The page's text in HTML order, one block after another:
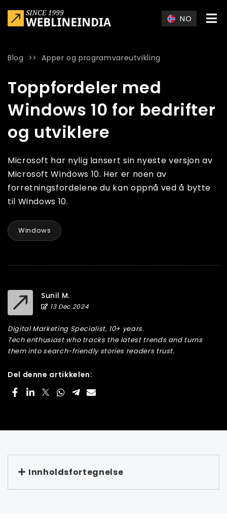
NO
Blog >>Apper og programvareutvikling
Toppfordeler med
Windows 10 for bedrifter
og utviklere
Microsoft har nylig lansert sin nyeste versjon av
Microsoft Windows 10. Her er noen av
forretningsfordelene du kan oppnå ved å bytte
til Windows 10.
Windows
Sunil M.
13 Dec 2024
Digital Marketing Specialist, 10+ years.
Tech enthusiast who tracks the latest trends and turns
them into search-friendly stories readers trust.
Del denne artikkelen:
Innholdsfortegnelse